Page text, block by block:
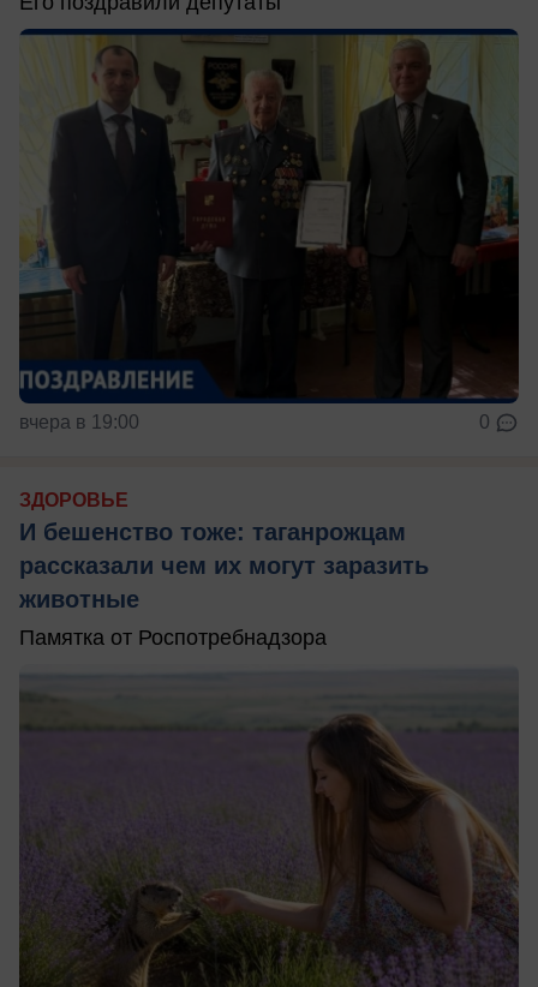
вчера в 19:00 0
ЗДОРОВЬЕ
И бешенство тоже: таганрожцам
рассказали чем их могут заразить
животные
Памятка от Роспотребнадзора